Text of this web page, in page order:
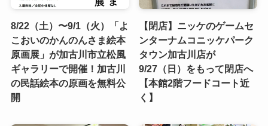
8/22（土）〜9/1（火）「よ
こおいのかんのんさま絵本
原画展」が加古川市立松風
ギャラリーで開催！加古川
の民話絵本の原画を無料公
開
【閉店】ニッケのゲームセ
ンターナムコニッケパーク
タウン加古川店が
9/27（日）をもって閉店へ
【本館2階フードコート近
く】